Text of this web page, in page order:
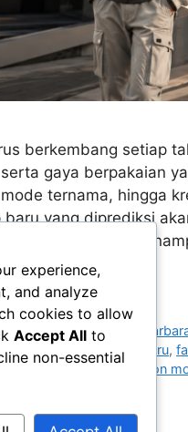
berkembang setiap
gaya berpakaian
ternama, hingga
yang diprediksi
berfokus pada
, Barbarakeal fashion
pria fashion trend terbaru,
modern , tren fashion
experience,
and analyze
cookies to allow
Accept All to
non-essential